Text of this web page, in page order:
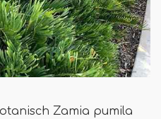
Zamia pumila